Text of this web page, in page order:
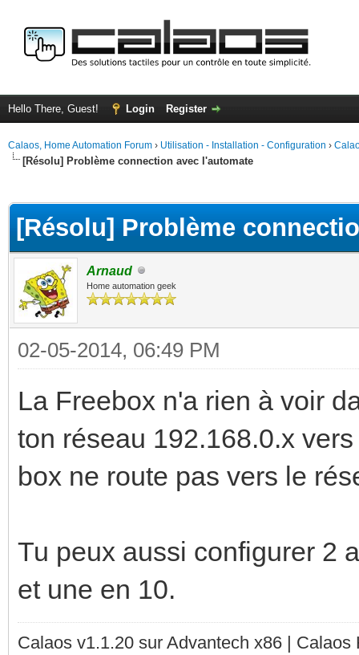
Hello There, Guest! Login Register
Calaos, Home Automation Forum › Utilisation - Installation - Configuration ›
[Résolu] Problème connection avec l'automate
[Résolu] Problème
Arnaud
Home automation geek
02-05-2014, 06:49 PM
La Freebox n'a rien à voir
ton réseau 192.168.0.x
box ne route pas vers le
Tu peux aussi configurer 2
et une en 10.
Calaos v1.1.20 sur Advantech x86 |